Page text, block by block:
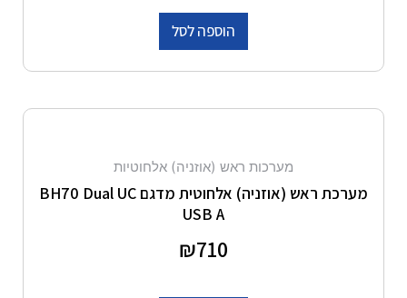
הוספה לסל
מערכות ראש (אוזניה) אלחוטיות
מערכת ראש (אוזניה) אלחוטית מדגם BH70 Dual UC
USB A
₪710